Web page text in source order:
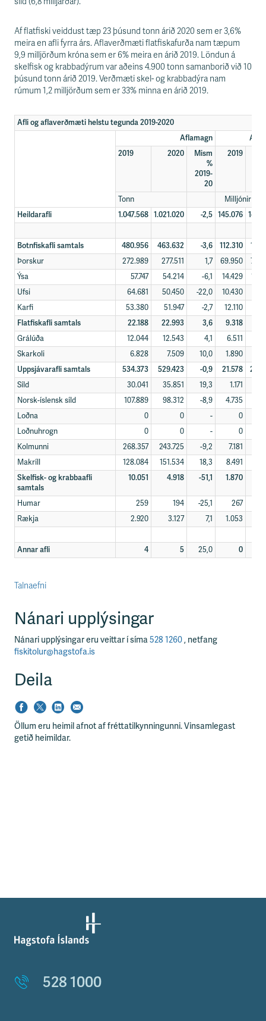
Af flatfiski veiddust tæp 23 þúsund tonn árið 2020 sem er 3,6%
meira en afli fyrra árs. Aflaverðmæti flatfiskafurða nam tæpum
9,9 milljörðum króna sem er 6% meira en árið 2019. Löndun á
skelfisk og krabbadýrum var aðeins 4.900 tonn samanborið við 10
þúsund tonn árið 2019. Verðmæti skel- og krabbadýra nam
rúmum 1,2 milljörðum sem er 33% minna en árið 2019.
Afli og aflaverðmæti helstu tegunda 2019-2020
Aflamagn
2019
2020
Mism
%
2019-
20
2019
Tonn
Milljónir
Heildarafli
1.047.568 1.021.020 -2,5 145.076
Botnfiskafli samtals 480.956 463.632 -3,6 112.310
Þorskur
272.989 277.511 1,7 69.950
Ýsa
57.747 54.214 -6,1 14.429
Ufsi
64.681 50.450 -22,0 10.430
Karfi
53.380 51.947 -2,7 12.110
Flatfiskafli samtals
22.188 22.993 3,6 9.318
Grálúða
12.044 12.543 4,1 6.511
Skarkoli
6.828 7.509 10,0 1.890
Uppsjávarafli samtals
534.373 529.423 -0,9 21.578
Síld
30.041 35.851 19,3 1.171
Norsk-íslensk síld
107.889 98.312 -8,9 4.735
Loðna
0 0 -
0
Loðnuhrogn
0 0 -
0
Kolmunni
268.357 243.725 -9,2 7.181
Makríll
128.084 151.534 18,3 8.491
Skelfisk- og krabbaafli
samtals
10.051 4.918 -51,1 1.870
Humar 259 194 -25,1 267
Rækja
2.920 3.127 7,1 1.053
Annar afli 4 5 25,0 0
Talnaefni
Nánari upplýsingar
Nánari upplýsingar eru veittar í síma528 1260, netfang
fiskitolur@hagstofa.is
Deila
Öllum eru heimil afnot af fréttatilkynningunni. Vinsamlegast
getið heimildar.
528 1000